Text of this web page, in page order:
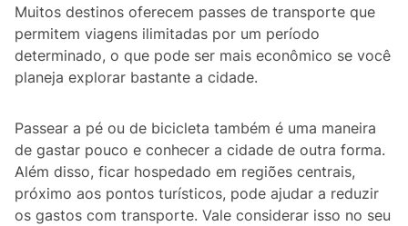
Muitos destinos oferecem passes de transporte que
permitem viagens ilimitadas por um período
determinado, o que pode ser mais econômico se você
planeja explorar bastante a cidade.
Passear a pé ou de bicicleta também é uma maneira
de gastar pouco e conhecer a cidade de outra forma.
Além disso, ficar hospedado em regiões centrais,
próximo aos pontos turísticos, pode ajudar a reduzir
os gastos com transporte. Vale considerar isso no seu